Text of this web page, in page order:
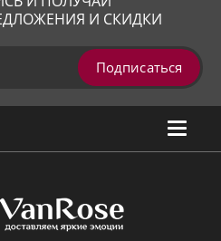
И СКИДКИ
Подписаться